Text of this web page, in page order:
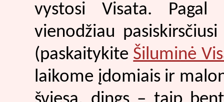
vystosi Visata.
vienodžiau
(paskaitykite Šiluminė
laikome įdomiais ir